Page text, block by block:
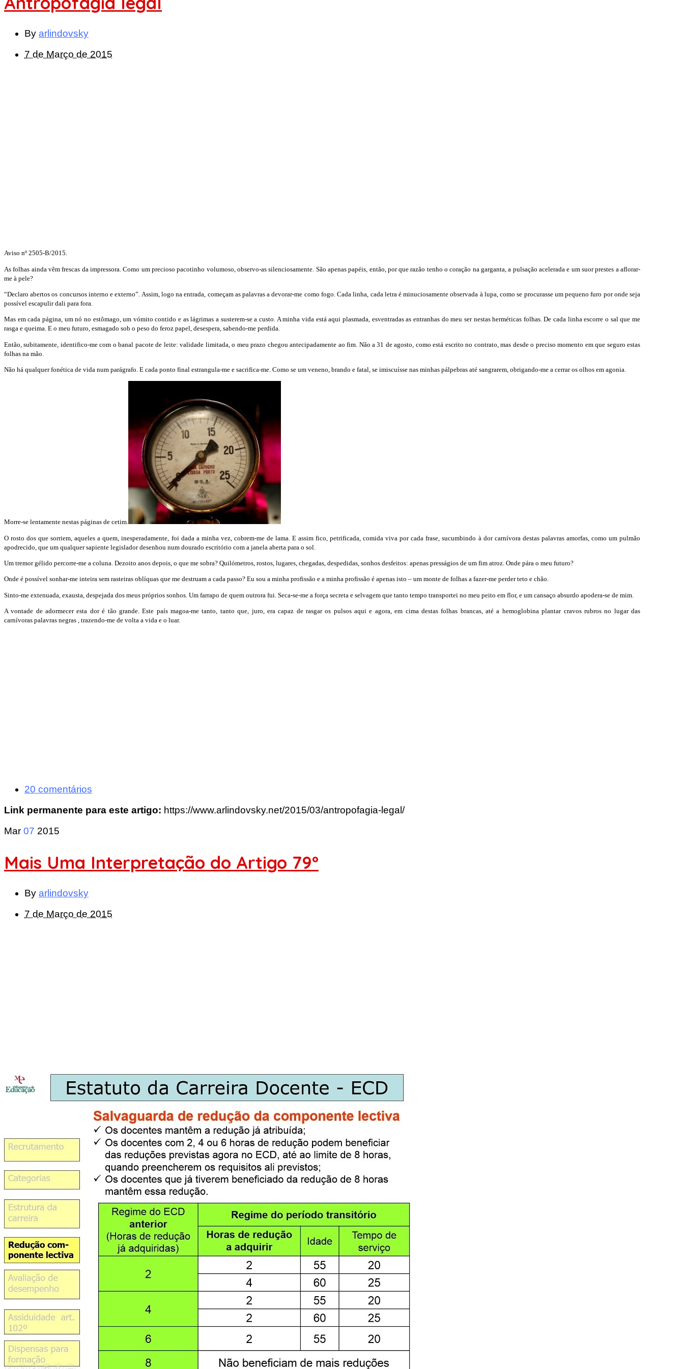
By arlindovsky
7 de Março de 2015
Aviso nº 2505-B/2015.
As folhas ainda vêm frescas da impressora. Como um precioso pacotinho volumoso, observo-as silenciosamente. São apenas papéis, então, por que razão tenho o coração na garganta, a pulsação acelerada e um suor prestes a aflorar-
me à pele?
“Declaro abertos os concursos interno e externo”. Assim, logo na entrada, começam as palavras a devorar-me como fogo. Cada linha, cada letra é minuciosamente observada à lupa, como se procurasse um pequeno furo por onde seja
possível escapulir dali para fora.
Mas em cada página, um nó no estômago, um vómito contido e as lágrimas a susterem-se a custo. A minha vida está aqui plasmada, esventradas as entranhas do meu ser nestas herméticas folhas. De cada linha escorre o sal que me
rasga e queima. E o meu futuro, esmagado sob o peso do feroz papel, desespera, sabendo-me perdida.
Então, subitamente, identifico-me com o banal pacotede leite: validade limitada, o meu prazo chegou antecipadamente ao fim. Não a 31 de agosto, como está escrito no contrato, mas desde o preciso momento em que seguro estas
folhas na mão.
Não há qualquer fonética de vida num parágrafo. E cada ponto final estrangula-me e sacrifica-me. Como se um veneno, brando e fatal, se imiscuísse nas minhas pálpebras até sangrarem, obrigando-me a cerrar os olhos em agonia.
Morre-se lentamente nestas páginas de cetim.
O rosto dos que sorriem, aqueles a quem, inesperadamente, foi dada a minha vez, cobrem-me de lama. E assim fico, petrificada, comida viva por cada frase, sucumbindo à dor carnívora destas palavras amorfas, como um pulmão
apodrecido, que um qualquer sapiente legislador desenhou num dourado escritório com a janela aberta para o sol.
Um tremor gélido percorre-me a coluna. Dezoito anos depois, o que me sobra? Quilómetros, rostos, lugares, chegadas, despedidas, sonhos desfeitos: apenas presságios de um fim atroz. Onde pára o meu futuro?
Onde é possível sonhar-me inteira sem rasteiras oblíquas que me destruam a cada passo? Eu sou a minha profissão e a minha profissão é apenas isto – um monte de folhas a fazer-me perder teto e chão.
Sinto-me extenuada, exausta, despejada dos meus próprios sonhos. Um farrapo de quem outrora fui. Seca-se-me a força secreta e selvagem que tanto tempo transportei no meu peito em flor, e um cansaço absurdo apodera-se de mim.
A vontade de adormecer esta dor é tão grande. Este país magoa-me tanto, tanto que, juro, era capaz de rasgar os pulsos aqui e agora, em cima destas folhas brancas, até a hemoglobina plantar cravos rubros no lugar das
carnívoras palavras negras , trazendo-me de volta a vida e o luar.
20 comentários
Link permanente para este artigo: https://www.arlindovsky.net/2015/03/antropofagia-legal/
Mar 07 2015
Mais Uma Interpretação do Artigo 79º
By arlindovsky
7 de Março de 2015